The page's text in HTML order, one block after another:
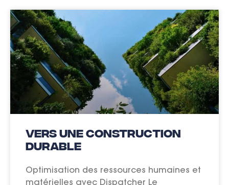
Vers une construction
durable
Optimisation des ressources humaines et
matérielles avec Dispatcher Le